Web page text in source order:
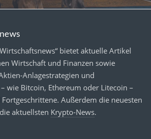
bietet aktuelle Artikel
Wirtschaft und Finanzen sowie
Anlagestrategien und
wie Bitcoin, Ethereum oder Litecoin –
Außerdem die neuesten
aktuellsten Krypto-News.